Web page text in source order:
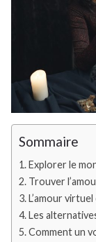
Sommaire
Explorer le
Trouver
L’amour
Les
Comment un